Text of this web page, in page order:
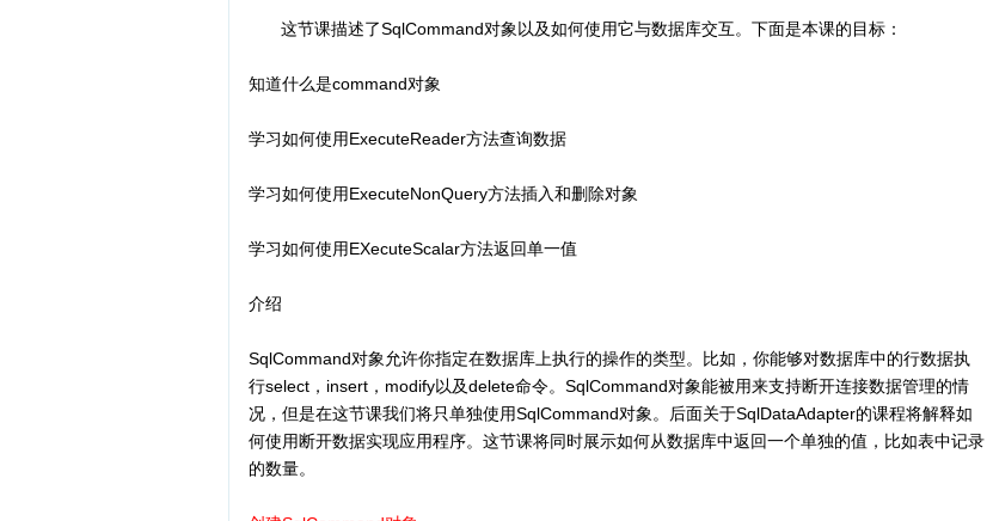
这节课描述了SqlCommand对象以及如何使用它与数据库交互。下面是本课的目标：
知道什么是command对象
学习如何使用ExecuteReader方法查询数据
学习如何使用ExecuteNonQuery方法插入和删除对象
学习如何使用EXecuteScalar方法返回单一值
介绍
SqlCommand对象允许你指定在数据库上执行的操作的类型。比如，你能够对数据库中的行数据执
行select，insert，modify以及delete命令。SqlCommand对象能被用来支持断开连接数据管理的情
况，但是在这节课我们将只单独使用SqlCommand对象。后面关于SqlDataAdapter的课程将解释如
何使用断开数据实现应用程序。这节课将同时展示如何从数据库中返回一个单独的值，比如表中记录
的数量。